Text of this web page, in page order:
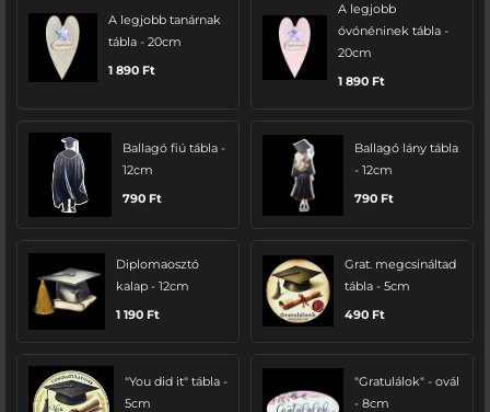
A legjobb tanárnak
tábla - 20cm
1 890 Ft
A legjobb
óvónéninek tábla -
20cm
1 890 Ft
Ballagó fiú tábla -
12cm
790 Ft
Ballagó lány tábla
- 12cm
790 Ft
Diplomaosztó
kalap - 12cm
1 190 Ft
Grat. megcsináltad
tábla - 5cm
490 Ft
"You did it" tábla -
5cm
"Gratulálok" - ovál
- 8cm